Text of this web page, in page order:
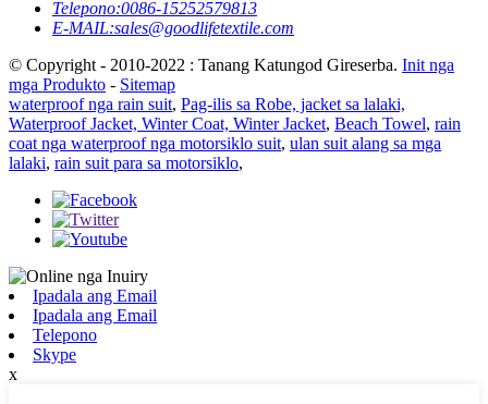
Telepono:0086-15252579813
E-MAIL:sales@goodlifetextile.com
© Copyright - 2010-2022 : Tanang Katungod Gireserba. Init nga
mga Produkto - Sitemap
waterproof nga rain suit, Pag-ilis sa Robe, jacket sa lalaki,
Waterproof Jacket, Winter Coat, Winter Jacket, Beach Towel, rain
coat nga waterproof nga motorsiklo suit, ulan suit alang sa mga
lalaki, rain suit para sa motorsiklo,
Ipadala ang Email
Ipadala ang Email
Telepono
Skype
x